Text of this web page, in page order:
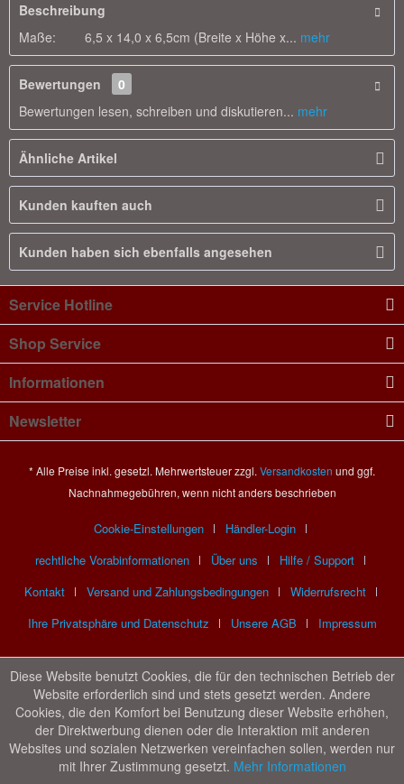
Beschreibung
Maße: 6,5 x 14,0 x 6,5cm (Breite x Höhe x... mehr
Bewertungen
0
Bewertungen lesen, schreiben und diskutieren... mehr
Ähnliche Artikel
Kunden kauften auch
Kunden haben sich ebenfalls angesehen
Service Hotline
Shop Service
Informationen
Newsletter
* Alle Preise inkl. gesetzl. Mehrwertsteuer zzgl. Versandkosten und ggf.
Nachnahmegebühren, wenn nicht anders beschrieben
Cookie-Einstellungen
Händler-Login
rechtliche Vorabinformationen
Über uns
Hilfe / Support
Kontakt
Versand und Zahlungsbedingungen
Widerrufsrecht
Ihre Privatsphäre und Datenschutz
Unsere AGB Impressum
Diese Website benutzt Cookies, die für den technischen Betrieb der
Website erforderlich sind und stets gesetzt werden. Andere
Cookies, die den Komfort bei Benutzung dieser Website erhöhen,
der Direktwerbung dienen oder die Interaktion mit anderen
Websites und sozialen Netzwerken vereinfachen sollen, werden nur
mit Ihrer Zustimmung gesetzt. Mehr Informationen